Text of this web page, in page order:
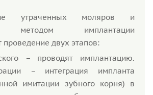
утраченных моляров и
методом имплантации
проведение двух этапов:
– проводят имплантацию.
– интеграция импланта
имитации зубного корня) в